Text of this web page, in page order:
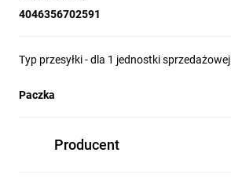
4046356702591
Typ przesyłki - dla 1 jednostki sprzedażowej
Paczka
Producent